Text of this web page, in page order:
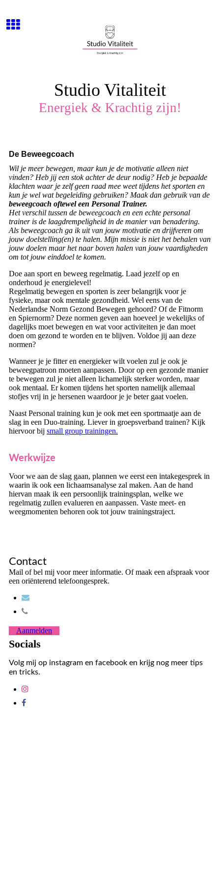
Studio Vitaliteit
Energiek & Krachtig zijn!
De Beweegcoach
Wil je meer bewegen, maar kun je de motivatie alleen niet
vinden? Heb jij een stok achter de deur nodig? Heb je bepaalde
klachten waar je zelf geen raad mee weet tijdens het sporten en
kun je wel wat begeleiding gebruiken? Maak dan gebruik van de
beweegcoach oftewel een Personal Trainer.
Het verschil tussen de beweegcoach en een echte personal
trainer is de laagdrempeligheid in de manier van benadering.
Als beweegcoach ga ik uit van jouw motivatie en drijfveren om
jouw doelstelling(en) te halen. Mijn missie is niet het behalen van
jouw doelen maar het naar boven halen van jouw vaardigheden
om tot jouw einddoel te komen.
Doe aan sport en beweeg regelmatig. Laad jezelf op en
onderhoud je energielevel!
Regelmatig bewegen en sporten is zeer belangrijk voor je
fysieke, maar ook mentale gezondheid. Wel eens van de
Nederlandse Norm Gezond Bewegen gehoord? Of de Fitnorm
en Spiernorm? Deze normen geven aan hoeveel je wekelijks of
dagelijks moet bewegen en wat voor activiteiten je dan moet
doen om gezond te worden en te blijven. Voldoe jij aan deze
normen?
Wanneer je je fitter en energieker wilt voelen zul je ook je
beweegpatroon moeten aanpassen. Door op een gezonde manier
te bewegen zul je niet alleen lichamelijk sterker worden, maar
ook mentaal. Er komen tijdens het sporten namelijk allemaal
stofjes vrij in je hersenen waardoor je je beter gaat voelen.
Naast Personal training kun je ook met een sportmaatje aan de
slag in een Duo-training. Liever in groepsverband trainen? Kijk
hiervoor bij small group trainingen.
Werkwijze
Voor we aan de slag gaan, plannen we eerst een intakegesprek in
waarin ik ook een lichaamsanalyse zal maken. Aan de hand
hiervan maak ik een persoonlijk trainingsplan, welke we
regelmatig zullen evalueren en aanpassen. Vaste meet- en
weegmomenten behoren ook tot jouw trainingstraject.
Contact
Mail of bel mij voor meer informatie. Of maak een afspraak voor
een oriënterend telefoongesprek.
Aanmelden
Socials
Volg mij op instagram en facebook en krijg nog meer tips
en tricks.